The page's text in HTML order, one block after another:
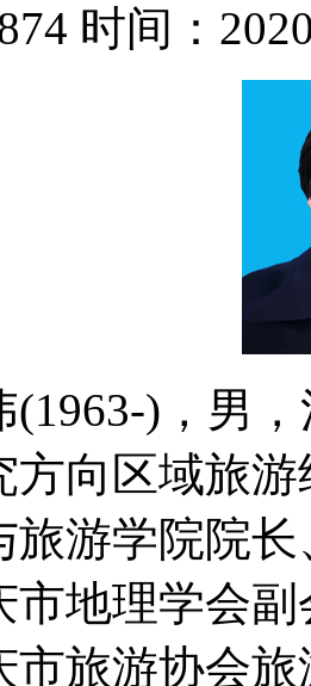
时间：
)，男，
方向区域旅
旅游学院院
市地理学会
市旅游协会